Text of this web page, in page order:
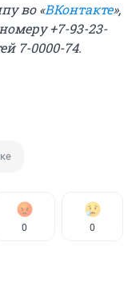
во «ВКонтакте»,
+7-93-23-
7-0000-74.
0 0